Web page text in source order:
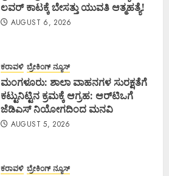
ಲವರ್ ಕಾಟಕ್ಕೆ ಬೇಸತ್ತು ಯುವತಿ ಆತ್ಮಹತ್ಯೆ!
AUGUST 6, 2026
ಕರಾವಳಿ ಬ್ರೇಕಿಂಗ್ ನ್ಯೂಸ್
ಮಂಗಳೂರು: ಶಾಲಾ ವಾಹನಗಳ ಸುರಕ್ಷತೆಗೆ
ಕಟ್ಟುನಿಟ್ಟಿನ ಕ್ರಮಕ್ಕೆ ಆಗ್ರಹ: ಆರ್‌ಟಿಒಗೆ
ಜೆಡಿಎಸ್ ನಿಯೋಗದಿಂದ ಮನವಿ
AUGUST 5, 2026
ಕರಾವಳಿ ಬ್ರೇಕಿಂಗ್ ನ್ಯೂಸ್